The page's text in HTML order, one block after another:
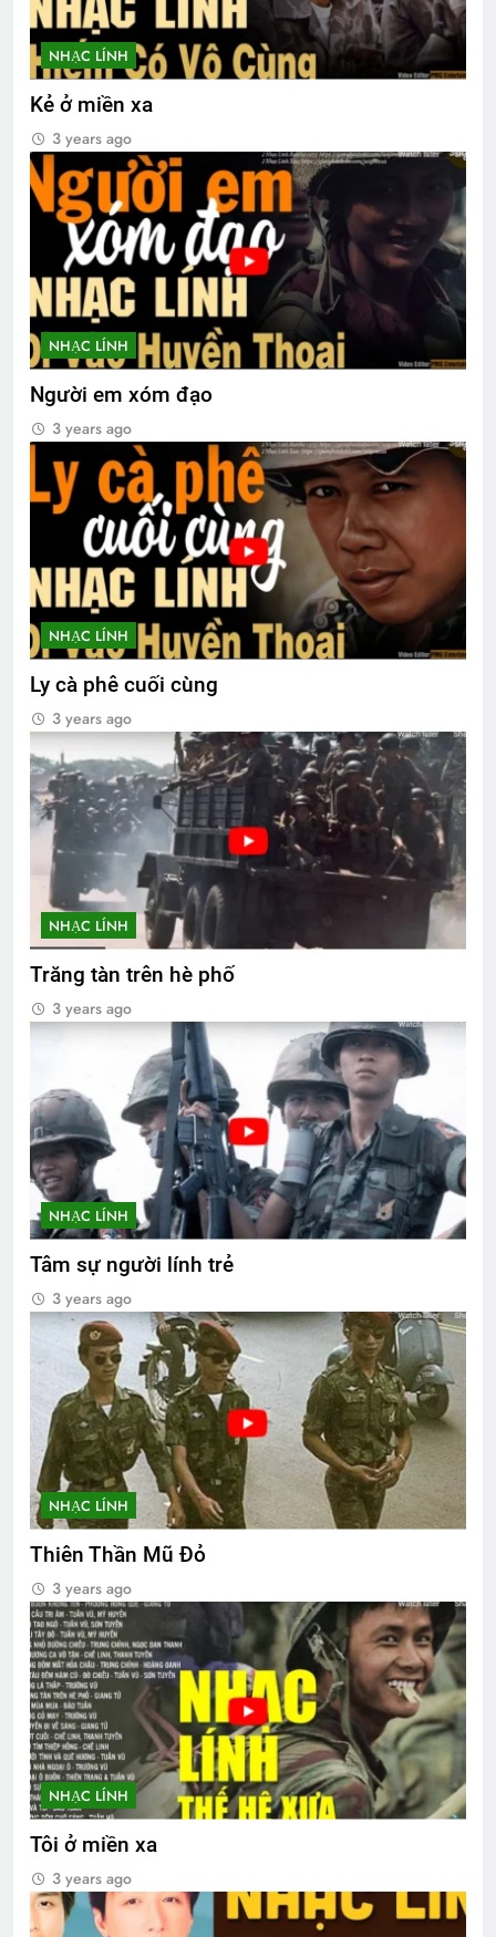
NHẠC LÍNH
Kẻ ở miền xa
3 years ago
NHẠC LÍNH
Người em xóm đạo
3 years ago
NHẠC LÍNH
Ly cà phê cuối cùng
3 years ago
NHẠC LÍNH
Trăng tàn trên hè phố
3 years ago
NHẠC LÍNH
Tâm sự người lính trẻ
3 years ago
NHẠC LÍNH
Thiên Thần Mũ Đỏ
3 years ago
NHẠC LÍNH
Tôi ở miền xa
3 years ago